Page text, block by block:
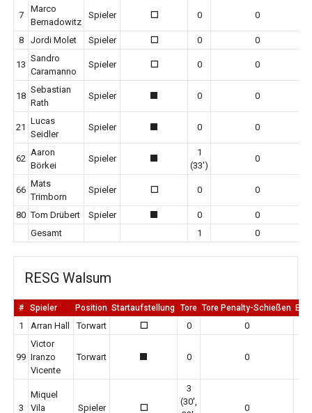
7
Marco
Bernadowitz
Spieler 0 0 0
8 Jordi Molet Spieler 0 0 0
13
Sandro
Caramanno
Spieler 0 0 0
18
Sebastian
Rath
Spieler 1 0 0
21
Lucas
Seidler
Spieler 1 0 0
62
Aaron
Börkei
Spieler 1
1
(33')
0
66
Mats
Trimborn
Spieler 0 0 0
80 Tom Drübert Spieler 1 0
0
Gesamt
1 0
RESG Walsum
# Spieler Position Startaufstellung Tore Tore Penalty-Schießen
1 Arran Hall Torwart 0 0 0
99
Victor
Iranzo
Vicente
Torwart 1 0 0
3
Miquel
Vila
Spieler 0
3
(30',
0